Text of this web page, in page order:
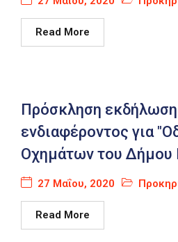
Read More
Πρόσκληση
ενδιαφέροντος για
Οχημάτων του Δήμου
27 Μαΐου, 2020
Read More